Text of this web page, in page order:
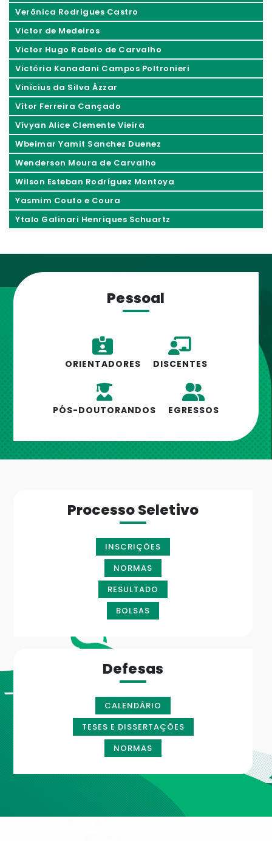
Verônica Rodrigues Castro
Victor de Medeiros
Victor Hugo Rabelo de Carvalho
Victória Kanadani Campos Poltronieri
Vinícius da Silva Ázzar
Vítor Ferreira Cançado
Vívyan Alice Clemente Vieira
Wbeimar Yamit Sanchez Duenez
Wenderson Moura de Carvalho
Wilson Esteban Rodríguez Montoya
Yasmim Couto e Coura
Ytalo Galinari Henriques Schuartz
Pessoal
ORIENTADORES DISCENTES
PÓS-DOUTORANDOS EGRESSOS
Processo Seletivo
INSCRIÇÕES
NORMAS
RESULTADO
BOLSAS
Defesas
CALENDÁRIO
TESES E DISSERTAÇÕES
NORMAS